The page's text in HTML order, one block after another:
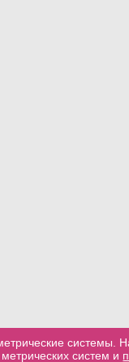
системы.
систем и